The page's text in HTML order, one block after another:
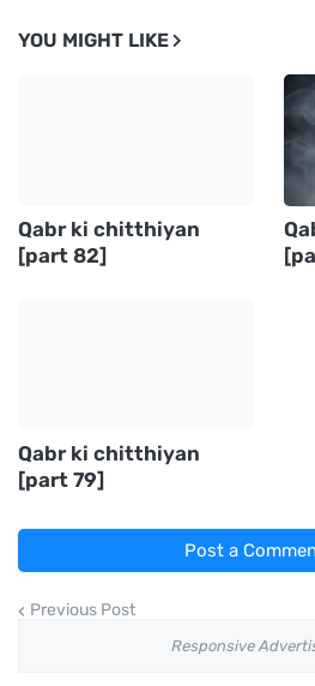
YOU MIGHT LIKE
Qabr ki chitthiyan
[part 82]
Qabr ki chitthiyan
[part 79]
Post a
Previous Post
Responsive